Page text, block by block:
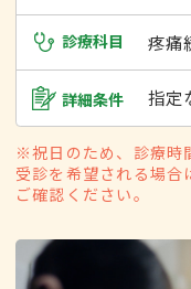
診療科目 疼痛
詳細条件 指定
※祝日のため、診療時
受診を希望される場
ご確認ください。